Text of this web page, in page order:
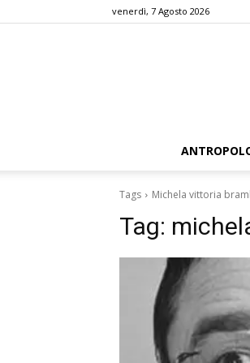
venerdì, 7 Agosto 2026
Tags Michela vittoria
Tag: